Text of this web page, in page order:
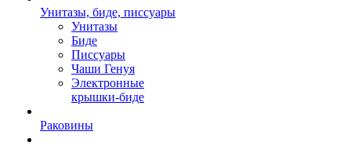
Унитазы, биде, писсуары
Унитазы
Биде
Писсуары
Чаши Генуя
Электронные
крышки-биде
Раковины